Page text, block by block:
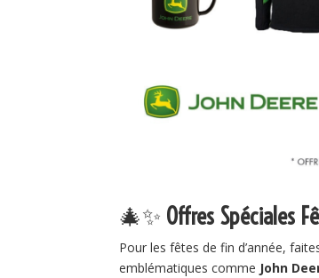
🎄✨ Offres Spéciales
Pour les fêtes de fin d’année,
emblématiques comme John